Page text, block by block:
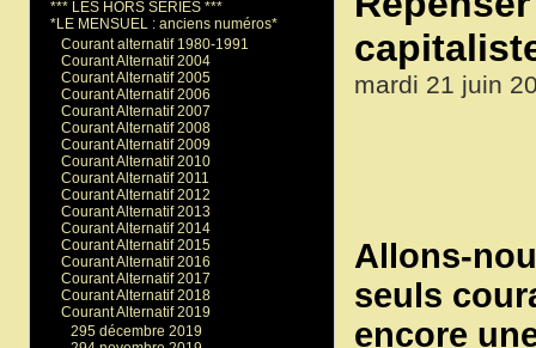
mardi 21 juin
Allons-
seuls
encore
*** LES HORS SERIES ***
*LE MENSUEL : anciens numéros*
Courant alternatif 1980-1991
Courant Alternatif 2004
Courant Alternatif 2005
Courant Alternatif 2006
Courant Alternatif 2007
Courant Alternatif 2008
Courant Alternatif 2009
Courant Alternatif 2010
Courant Alternatif 2011
Courant Alternatif 2012
Courant Alternatif 2013
Courant Alternatif 2014
Courant Alternatif 2015
Courant Alternatif 2016
Courant Alternatif 2017
Courant Alternatif 2018
Courant Alternatif 2019
295 décembre 2019